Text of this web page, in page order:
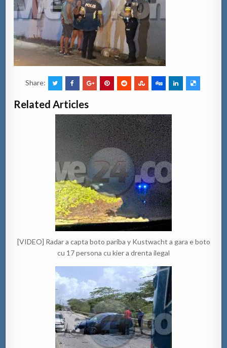
Share:
Related Articles
[VIDEO] Radar a capta boto pariba y Kustwacht a gara e boto
cu 17 persona cu kier a drenta ilegal